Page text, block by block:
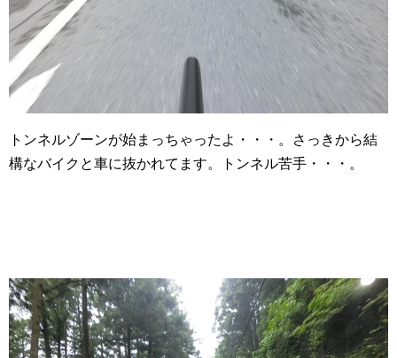
トンネルゾーンが始まっちゃったよ・・・。さっきから結
構なバイクと車に抜かれてます。トンネル苦手・・・。